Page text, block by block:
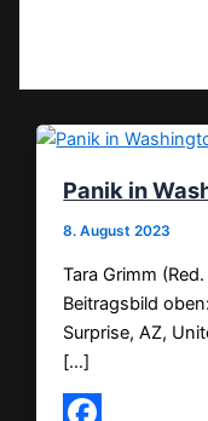
Panik in
8. August 2023
Tara Grimm
Beitragsbild
Surprise, AZ,
[…]